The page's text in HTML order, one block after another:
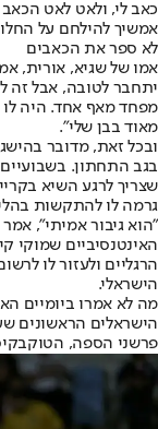
כאב לי, ולאט לאט
אמשיך להילחם על
לא ספר את הכאבים
אמו של שגיא, אורית,
יתחבר לטובה, אבל זה
מפחד מאף אחד. היה
מאוד בבן שלי".
ובכל זאת, מדובר
בגב התחתון.
שצריך לרגע השיא
גרמה לו להתקשות
"הוא גיבור אמיתי",
האינטנסיביים שמוקי
הרגליים ולעזור לו
הישראלי.
מה לא אמרו ביומיים
הישראלים הראשונים
פרשני הספה,